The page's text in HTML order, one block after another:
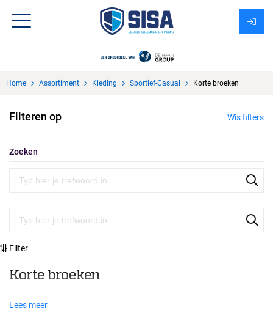
Over Sisa
KMS
Uitzendbureau?
Home Assortiment Kleding Sportief-Casual Korte broeken
Filteren op Wis filters
Zoeken
Filter
Korte broeken
Lees meer